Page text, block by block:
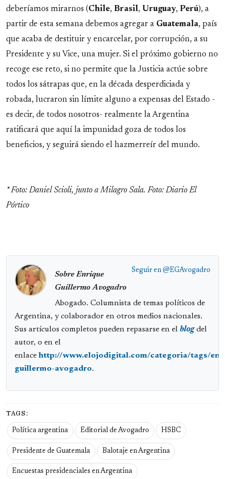
deberíamos mirarnos (Chile, Brasil, Uruguay, Perú), a
partir de esta semana debemos agregar a Guatemala, país
que acaba de destituir y encarcelar, por corrupción, a su
Presidente y su Vice, una mujer. Si el próximo gobierno no
recoge ese reto, si no permite que la Justicia actúe sobre
todos los sátrapas que, en la década desperdiciada y
robada, lucraron sin límite alguno a expensas del Estado -
es decir, de todos nosotros- realmente la Argentina
ratificará que aquí la impunidad goza de todos los
beneficios, y seguirá siendo el hazmerreír del mundo.
* Foto: Daniel Scioli, junto a Milagro Sala. Foto: Diario El
Pórtico
Seguir en @EGAvogadro
Sobre Enrique
Guillermo Avogadro
Abogado. Columnista de temas políticos de
Argentina, y colaborador en otros medios nacionales.
Sus artículos completos pueden repasarse en el blogdel
autor, o en el
enlace http://www.elojodigital.com/categoria/tags/
guillermo-avogadro.
TAGS:
Política argentina Editorial de Avogadro HSBC
Presidente de Guatemala Balotaje en Argentina
Encuestas presidenciales en Argentina